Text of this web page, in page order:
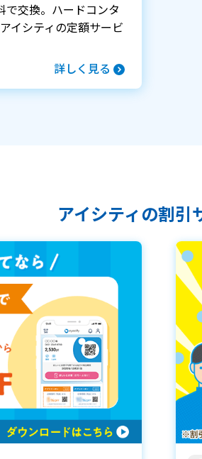
交換。ハードコンタ
イシティの定額サービ
詳しく見る
アイシティの割引